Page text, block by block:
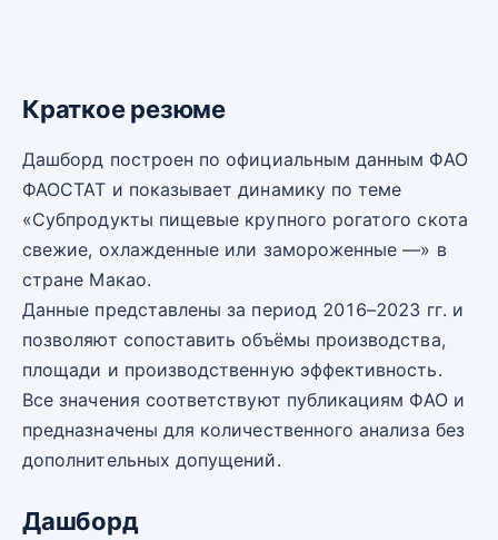
Краткое резюме
Дашборд построен по официальным данным ФАО
ФАОСТАТ и показывает динамику по теме
«Субпродукты пищевые крупного рогатого скота
свежие, охлажденные или замороженные —» в
стране Макао.
Данные представлены за период 2016–2023 гг. и
позволяют сопоставить объёмы производства,
площади и производственную эффективность.
Все значения соответствуют публикациям ФАО и
предназначены для количественного анализа без
дополнительных допущений.
Дашборд